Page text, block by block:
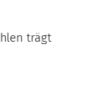
trägt